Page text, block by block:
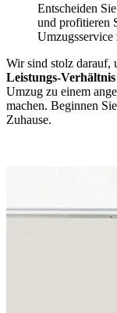
Entscheiden
und profitieren
Umzugsservice
Wir sind stolz darauf,
Leistungs-Verhältnis
Umzug zu einem
machen. Beginnen
Zuhause.